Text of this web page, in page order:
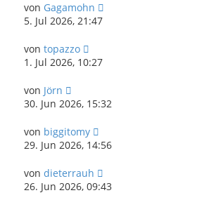
von Gagamohn
5. Jul 2026, 21:47
von topazzo
1. Jul 2026, 10:27
von Jörn
30. Jun 2026, 15:32
von biggitomy
29. Jun 2026, 14:56
von dieterrauh
26. Jun 2026, 09:43